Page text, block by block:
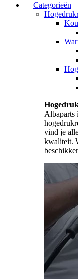
Categorieën
Albaparts
vind je
kwaliteit.